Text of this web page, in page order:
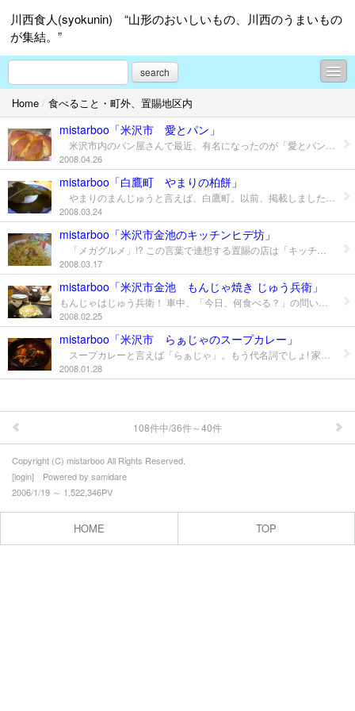
川西食人(syokunin) “山形のおいしいもの、川西のうまいもの
が集結。”
search
食のコラム
食べること・町内編
食べること・町外、置賜地区内
食べること・山形市内
食べること・置賜地区＆山形市以外、県内外
その他何でも
ダイヤモンドタトゥ「ヘアーサロン シーズ」
手作り編
米沢牛お買い得情報
Home / 食べること・町外、置賜地区内
mistarboo「米沢市 愛とパン」
2008.04.26
mistarboo「白鷹町 やまりの柏餅」
2008.03.24
mistarboo「米沢市金池のキッチンヒデ坊」
2008.03.17
mistarboo「米沢市金池 もんじゃ焼き じゅう兵衛」
2008.02.25
mistarboo「米沢市 らぁじゃのスープカレー」
2008.01.28
108件中/36件～40件
Copyright (C) mistarboo All Rights Reserved.
[login] Powered by samidare
2006/1/19 ～ 1,522,346PV
HOME TOP